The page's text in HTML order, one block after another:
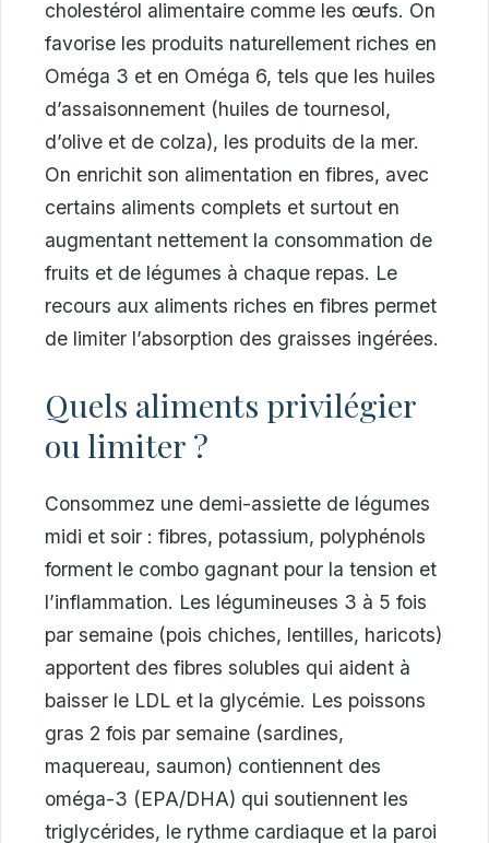
cholestérol alimentaire comme les œufs. On
favorise les produits naturellement riches en
Oméga 3 et en Oméga 6, tels que les huiles
d’assaisonnement (huiles de tournesol,
d’olive et de colza), les produits de la mer.
On enrichit son alimentation en fibres, avec
certains aliments complets et surtout en
augmentant nettement la consommation de
fruits et de légumes à chaque repas. Le
recours aux aliments riches en fibres permet
de limiter l’absorption des graisses ingérées.
Quels aliments privilégier
ou limiter ?
Consommez une demi-assiette de légumes
midi et soir : fibres, potassium, polyphénols
forment le combo gagnant pour la tension et
l’inflammation. Les légumineuses 3 à 5 fois
par semaine (pois chiches, lentilles, haricots)
apportent des fibres solubles qui aident à
baisser le LDL et la glycémie. Les poissons
gras 2 fois par semaine (sardines,
maquereau, saumon) contiennent des
oméga-3 (EPA/DHA) qui soutiennent les
triglycérides, le rythme cardiaque et la paroi